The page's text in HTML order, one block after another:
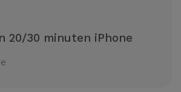
20/30 minuten iPhone